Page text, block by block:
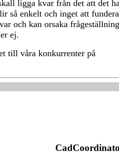
ligga kvar från det att det
så enkelt och inget att
och kan orsaka
ej.
till våra konkurrenter på